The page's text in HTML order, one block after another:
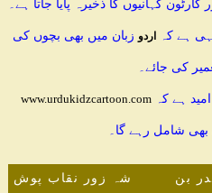
کہانیوں کا ذخیرہ پایا جاتا ہے۔
ہے کہ اردو زبان میں بھی بچوں کی
کی جائے۔
ہے کہ www.urdukidzcartoon.com
شامل رہے گا۔
بن شہ زور نقاب پوش